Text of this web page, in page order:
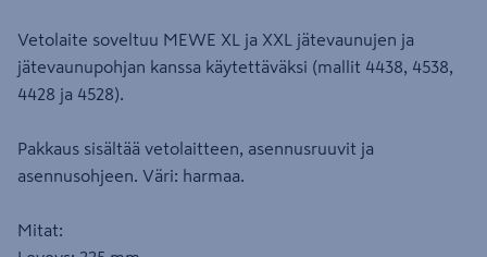
Vetolaite soveltuu MEWE XL ja XXL jätevaunujen ja
jätevaunupohjan kanssa käytettäväksi (mallit 4438, 4538,
4428 ja 4528).
Pakkaus sisältää vetolaitteen, asennusruuvit ja
asennusohjeen. Väri: harmaa.
Mitat: